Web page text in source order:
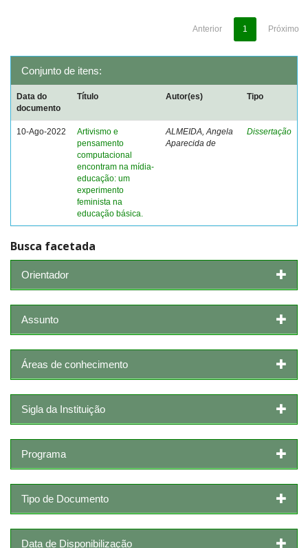
Anterior 1 Próximo
Conjunto de itens:
Data do
documento
Título Autor(es) Tipo
10-Ago-2022
Artivismo e
pensamento
computacional
encontram na mídia-
educação: um
experimento
feminista na
educação básica.
ALMEIDA, Angela
Aparecida de
Dissertação
Busca facetada
Orientador
Assunto
Áreas de conhecimento
Sigla da Instituição
Programa
Tipo de Documento
Data de Disponibilização